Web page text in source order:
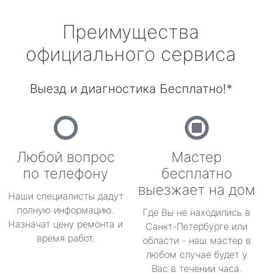
Преимущества
официального сервиса
Выезд и диагностика Бесплатно!*
Любой вопрос
по телефону
Наши специалисты дадут
полную информацию.
Назначат цену ремонта и
время работ.
Мастер
бесплатно
выезжает на дом
Где Вы не находились в
Санкт-Петербурге или
области - наш мастер в
любом случае будет у
Вас в течении часа.